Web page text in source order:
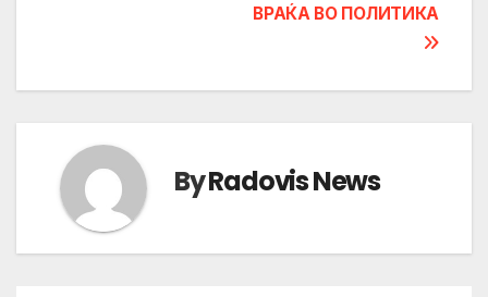
ВРАЌА ВО ПОЛИТИКА
ByRadovis News